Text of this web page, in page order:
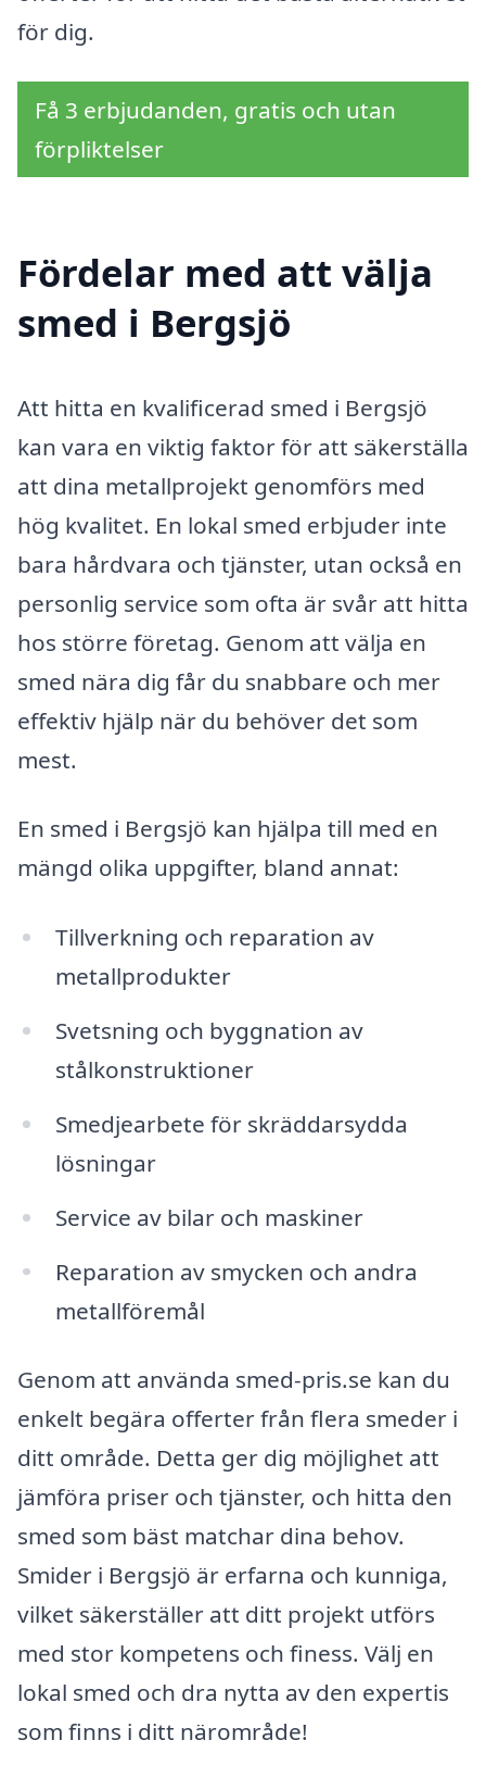
för dig.
Få 3 erbjudanden, gratis och utan
förpliktelser
Fördelar med att välja
smed i Bergsjö
Att hitta en kvalificerad smed i Bergsjö
kan vara en viktig faktor för att säkerställa
att dina metallprojekt genomförs med
hög kvalitet. En lokal smed erbjuder inte
bara hårdvara och tjänster, utan också en
personlig service som ofta är svår att hitta
hos större företag. Genom att välja en
smed nära dig får du snabbare och mer
effektiv hjälp när du behöver det som
mest.
En smed i Bergsjö kan hjälpa till med en
mängd olika uppgifter, bland annat:
Tillverkning och reparation av
metallprodukter
Svetsning och byggnation av
stålkonstruktioner
Smedjearbete för skräddarsydda
lösningar
Service av bilar och maskiner
Reparation av smycken och andra
metallföremål
Genom att använda smed-pris.se kan du
enkelt begära offerter från flera smeder i
ditt område. Detta ger dig möjlighet att
jämföra priser och tjänster, och hitta den
smed som bäst matchar dina behov.
Smider i Bergsjö är erfarna och kunniga,
vilket säkerställer att ditt projekt utförs
med stor kompetens och finess. Välj en
lokal smed och dra nytta av den expertis
som finns i ditt närområde!